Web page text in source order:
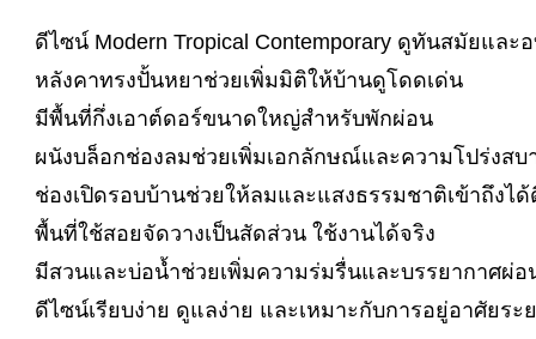
ดีไซน์ Modern Tropical Contemporary ดูทันสมัยและ
หลังคาทรงปั้นหยาช่วยเพิ่มมิติให้บ้านดูโดดเด่น
มีพื้นที่กึ่งเอาต์ดอร์ขนาดใหญ่สำหรับพักผ่อน
ผนังบล็อกช่องลมช่วยเพิ่มเอกลักษณ์และความโปร่งสบ
ช่องเปิดรอบบ้านช่วยให้ลมและแสงธรรมชาติเข้าถึงได้
พื้นที่ใช้สอยจัดวางเป็นสัดส่วน ใช้งานได้จริง
มีสวนและบ่อน้ำช่วยเพิ่มความร่มรื่นและบรรยากาศผ่อ
ดีไซน์เรียบง่าย ดูแลง่าย และเหมาะกับการอยู่อาศัยระ